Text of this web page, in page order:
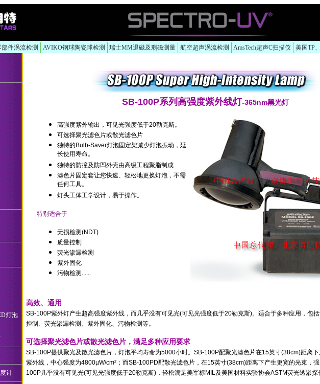
件涡流检测 AVIKO钢球陶瓷球检测 瑞士MM退磁及剩磁测量 航空超声涡流检测 AmsTech超声C扫描仪 美国TP
灯泡
计
SB-100P系列高强度紫外线灯-365nm黑光灯
高强度紫外输出，可见光强度低于20勒克斯。
可选择聚光滤色片或散光滤色片
独特的 Bulb-Saver灯泡固定架减少灯泡振动，延
长使用寿命。
独特的防撞及防凹外壳由高级工程聚脂制成
滤色片固定套让您快速、轻松地更换灯泡，不需
任何工具。
灯头工体工学设计，易于操作。
特别适合于
无损检测(NDT)
质量控制
荧光渗漏检测
紫外固化
污物检测 ......
高效、通用
SB-100P紫外灯产生超高强度紫外线，而几乎没有可见光(可见光强度低于20勒克斯)。适合于多种应用，包
控制、荧光渗漏检测、紫外固化、污物检测等。
可选择聚光滤色片或散光滤色片，满足多种应用要求
SB-100P提供聚光及散光滤色片，灯泡平均寿命为5000小时。SB-100P配聚光滤色片在15英寸(38cm)距离
紫外线，中心强度为4800µW/cm² ；而SB-100PD配散光滤色片，在15英寸(38cm)距离下产生更宽的光束，
100P几乎没有可见光(可见光强度低于20勒克斯) ， 轻松满足美军标MIL及美国材料实验协会ASTM荧光透渗探